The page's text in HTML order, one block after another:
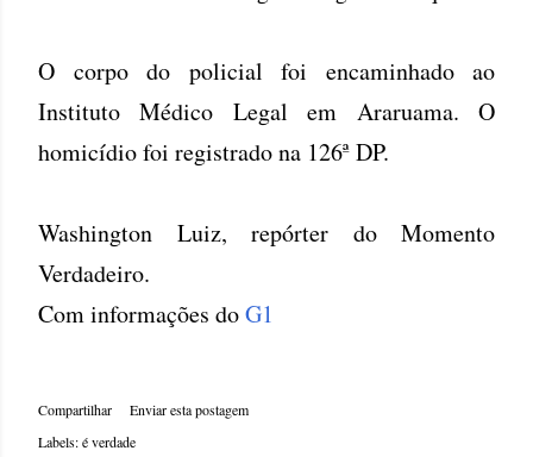
O corpo do policial foi encaminhado ao
Instituto Médico Legal em Araruama. O
homicídio foi registrado na 126ª DP.
Washington Luiz, repórter do Momento
Verdadeiro.
Com informações doG1
Compartilhar
Enviar esta postagem
Labels:é verdade